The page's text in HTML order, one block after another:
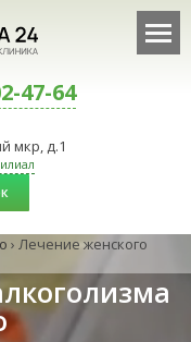
47-64
мкр, д.1
› Лечение женского